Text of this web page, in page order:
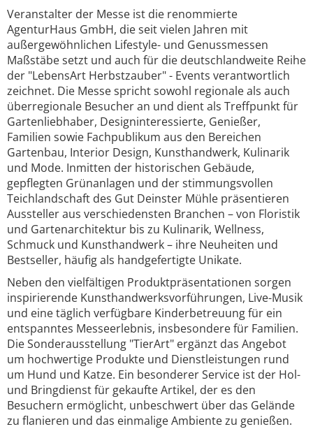
Veranstalter der Messe ist die renommierte
AgenturHaus GmbH, die seit vielen Jahren mit
außergewöhnlichen Lifestyle- und Genussmessen
Maßstäbe setzt und auch für die deutschlandweite Reihe
der "LebensArt Herbstzauber" - Events verantwortlich
zeichnet. Die Messe spricht sowohl regionale als auch
überregionale Besucher an und dient als Treffpunkt für
Gartenliebhaber, Designinteressierte, Genießer,
Familien sowie Fachpublikum aus den Bereichen
Gartenbau, Interior Design, Kunsthandwerk, Kulinarik
und Mode. Inmitten der historischen Gebäude,
gepflegten Grünanlagen und der stimmungsvollen
Teichlandschaft des Gut Deinster Mühle präsentieren
Aussteller aus verschiedensten Branchen – von Floristik
und Gartenarchitektur bis zu Kulinarik, Wellness,
Schmuck und Kunsthandwerk – ihre Neuheiten und
Bestseller, häufig als handgefertigte Unikate.
Neben den vielfältigen Produktpräsentationen sorgen
inspirierende Kunsthandwerksvorführungen, Live-Musik
und eine täglich verfügbare Kinderbetreuung für ein
entspanntes Messeerlebnis, insbesondere für Familien.
Die Sonderausstellung "TierArt" ergänzt das Angebot
um hochwertige Produkte und Dienstleistungen rund
um Hund und Katze. Ein besonderer Service ist der Hol-
und Bringdienst für gekaufte Artikel, der es den
Besuchern ermöglicht, unbeschwert über das Gelände
zu flanieren und das einmalige Ambiente zu genießen.